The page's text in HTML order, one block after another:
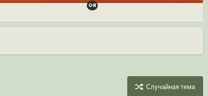
Случайная тема